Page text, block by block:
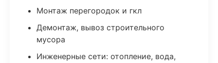
Монтаж перегородок и гкл
Демонтаж, вывоз строительного
мусора
Инженерные сети: отопление, вода,